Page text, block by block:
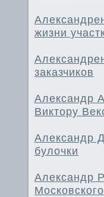
жизни
заказчиков
Александр
Виктору
Александр
булочки
Александр